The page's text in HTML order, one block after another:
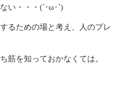
い・・・(´･ω･`)
るための場と考え、人のプレ
筋を知っておかなくては。